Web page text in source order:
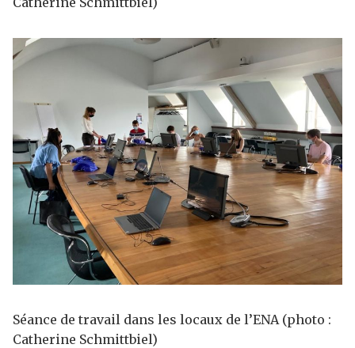
Séance de travail dans les locaux de l’ENA (photo :
Catherine Schmittbiel)